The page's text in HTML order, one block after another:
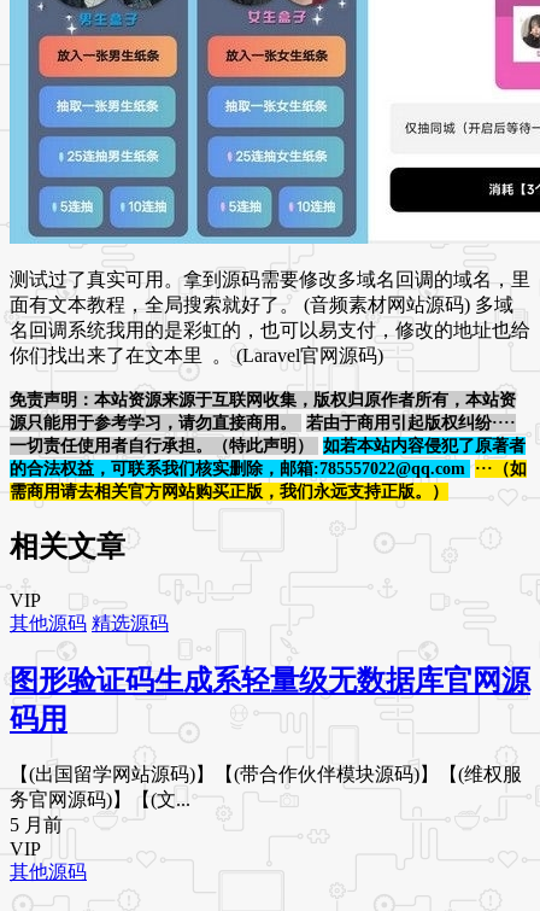
测试过了真实可用。拿到源码需要修改多域名回调的域名，里
面有文本教程，全局搜索就好了。 (音频素材网站源码) 多域
名回调系统我用的是彩虹的，也可以易支付，修改的地址也给
你们找出来了在文本里
。 (Laravel官网源码)
免责声明：本站资源来源于互联网收集，版权归原作者所有，本站资
源只能用于参考学习，请勿直接商用。
若由于商用引起版权纠纷····
一切责任使用者自行承担。（特此声明）
如若本站内容侵犯了原著者
的合法权益，可联系我们核实删除，邮箱:785557022@qq.com
···（如
需商用请去相关官方网站购买正版，我们永远支持正版。）
相关文章
VIP
其他源码 精选源码
图形验证码生成系轻量级无数据库官网源
码用
【(出国留学网站源码)】【(带合作伙伴模块源码)】【(维权服
务官网源码)】【(文...
5 月前
VIP
其他源码